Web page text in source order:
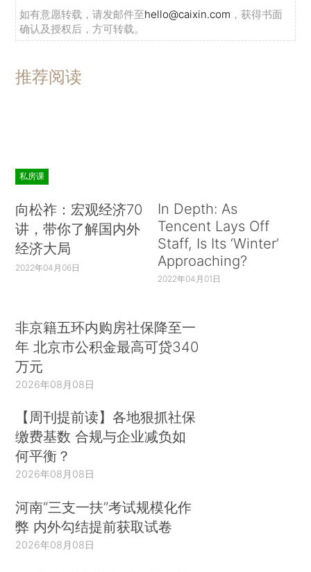
如有意愿转载，请发邮件至hello@caixin.com ，获得书面
确认及授权后，方可转载。
推荐阅读
私房课
向松祚：宏观经济70
讲，带你了解国内外
经济大局
2022年04月06日
In Depth: As
Tencent Lays Off
Staff, Is Its ‘Winter’
Approaching?
2022年04月01日
非京籍五环内购房社保降至一
年 北京市公积金最高可贷340
万元
2026年08月08日
【周刊提前读】各地狠抓社保
缴费基数 合规与企业减负如
何平衡？
2026年08月08日
河南“三支一扶”考试规模化作
弊 内外勾结提前获取试卷
2026年08月08日